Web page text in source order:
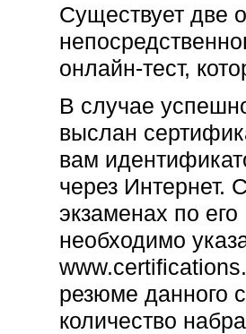
Существует две
онлайн-тест,
В случае
выслан
вам
через Интернет.
экзаменах по
необходимо
резюме данного
количество